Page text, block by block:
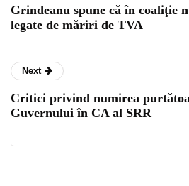
Grindeanu spune că în coaliţie
legate de măriri de TVA
Next
Critici privind numirea
Guvernului în CA al SRR